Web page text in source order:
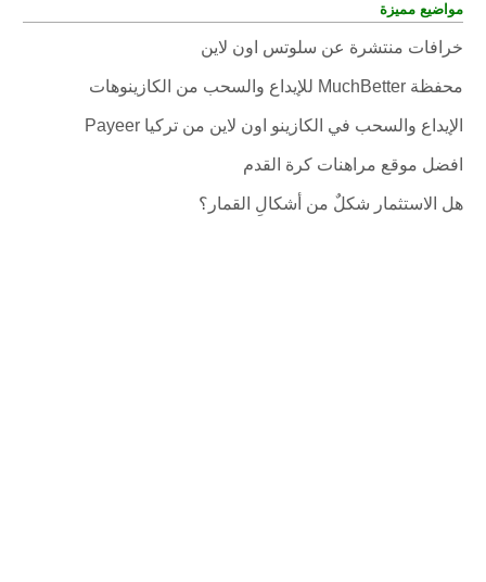
مواضيع مميزة
خرافات منتشرة عن سلوتس اون لاين
محفظة MuchBetter للإيداع والسحب من الكازينوهات
الإيداع والسحب في الكازينو اون لاين من تركيا Payeer
افضل موقع مراهنات كرة القدم
هل الاستثمار شكلٌ من أشكالِ القمار؟